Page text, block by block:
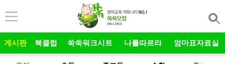
게시판 북클럽 쑥쑥워크시트 나를따르라 엄마표자료실